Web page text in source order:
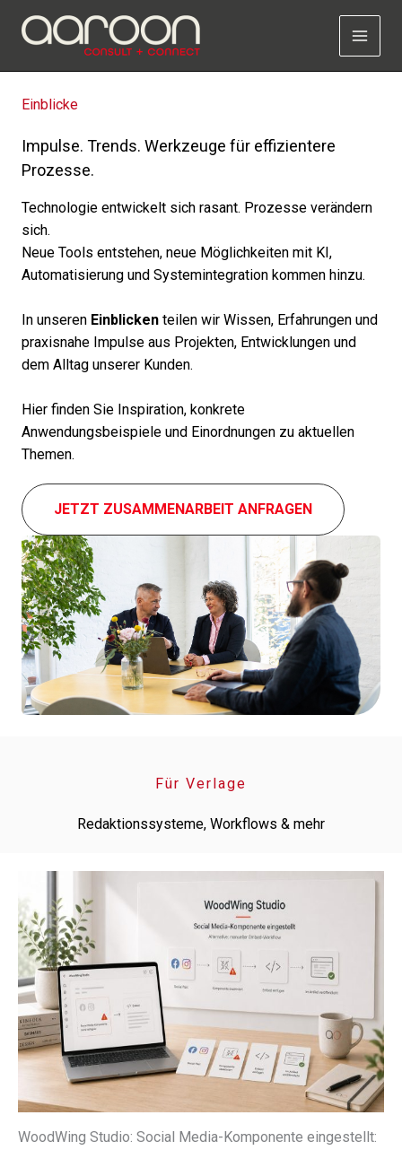
Inhalt
Einblicke
Impulse. Trends. Werkzeuge für effizientere
Prozesse.
Technologie entwi­ckelt sich rasant. Prozesse verän­dern
sich.
Neue Tools entste­hen, neue Möglichkeiten mit KI,
Automatisierung und Systemintegration kommen hinzu.
In unse­ren Einblicken teilen wir Wissen, Erfahrungen und
praxis­nahe Impulse aus Projekten, Entwicklungen und
dem Alltag unse­rer Kunden.
Hier finden Sie Inspiration, konkrete
Anwendungsbeispiele und Einordnungen zu aktu­el­len
Themen.
JETZT ZUSAMMENARBEIT ANFRA­GEN
Für Verlage
Redaktionssysteme, Workflows & mehr
WoodWing Studio: Social Media-Komponente eingestellt: